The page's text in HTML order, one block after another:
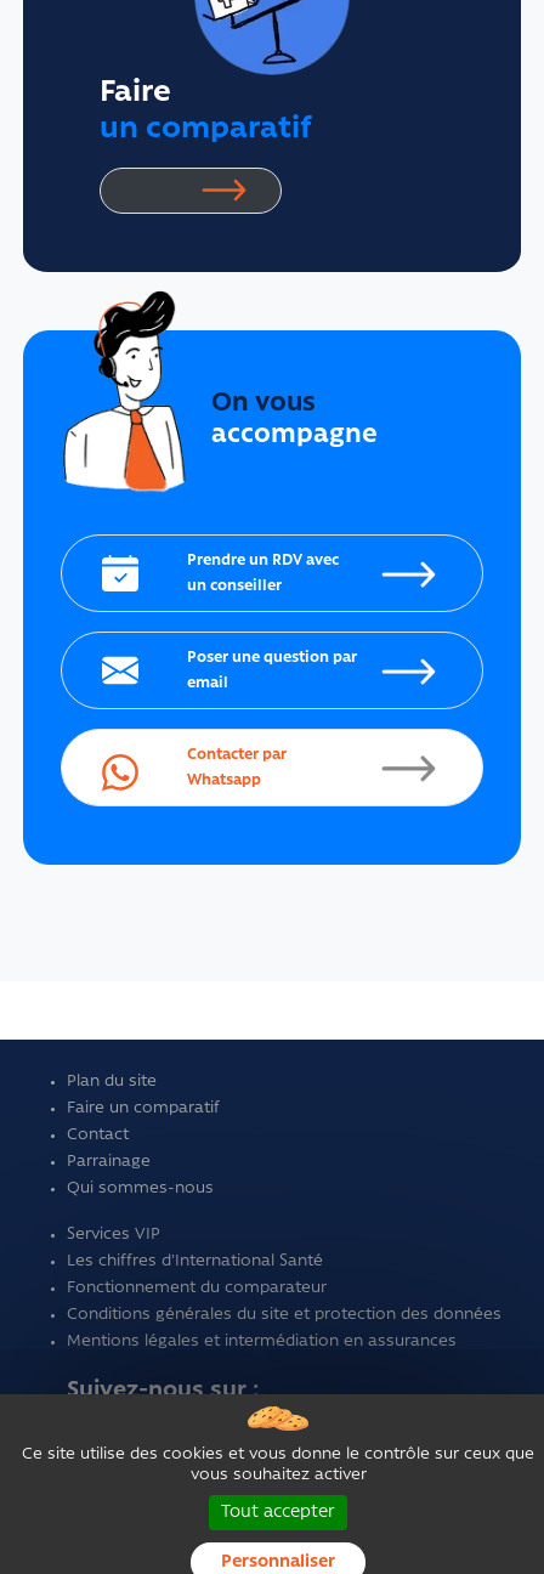
Faire
un comparatif
On vous
accompagne
Prendre un RDV avec
un conseiller
Poser une question par
email
Contacter par
Whatsapp
Plan du site
Faire un comparatif
Contact
Parrainage
Qui sommes-nous
Services VIP
Les chiffres d'International Santé
Fonctionnement du comparateur
Conditions générales du site et protection des données
Mentions légales et intermédiation en assurances
Suivez-nous sur :
Ce site utilise des cookies et vous donne le contrôle sur ceux que
vous souhaitez activer
Tout accepter
Personnaliser